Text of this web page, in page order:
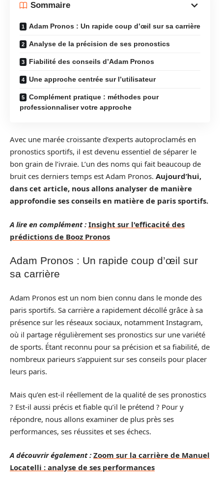
Sommaire
Adam Pronos : Un rapide coup d’œil sur sa carrière
Analyse de la précision de ses pronostics
Fiabilité des conseils d’Adam Pronos
Une approche centrée sur l’utilisateur
Complément pratique : méthodes pour
professionnaliser votre approche
Avec une marée croissante d’experts autoproclamés en
pronostics sportifs, il est devenu essentiel de séparer le
bon grain de l’ivraie. L’un des noms qui fait beaucoup de
bruit ces derniers temps est Adam Pronos. Aujourd’hui,
dans cet article, nous allons analyser de manière
approfondie ses conseils en matière de paris sportifs.
A lire en complément : Insight sur l'efficacité des
prédictions de Booz Pronos
Adam Pronos : Un rapide coup d’œil sur
sa carrière
Adam Pronos est un nom bien connu dans le monde des
paris sportifs. Sa carrière a rapidement décollé grâce à sa
présence sur les réseaux sociaux, notamment Instagram,
où il partage régulièrement ses pronostics sur une variété
de sports. Étant reconnu pour sa précision et sa fiabilité, de
nombreux parieurs s’appuient sur ses conseils pour placer
leurs paris.
Mais qu’en est-il réellement de la qualité de ses pronostics
? Est-il aussi précis et fiable qu’il le prétend ? Pour y
répondre, nous allons examiner de plus près ses
performances, ses réussites et ses échecs.
A découvrir également : Zoom sur la carrière de Manuel
Locatelli : analyse de ses performances